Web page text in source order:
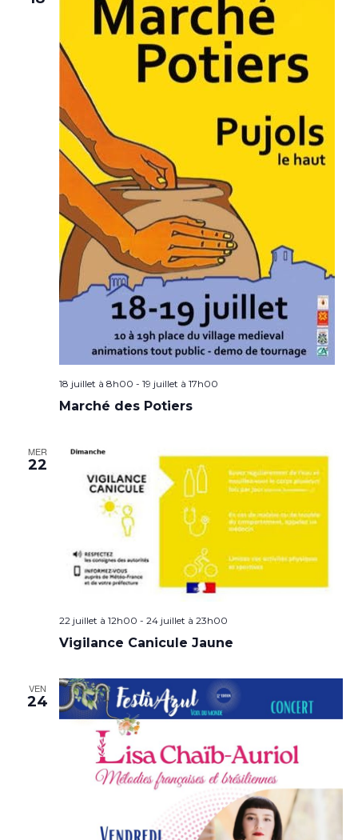
18 juillet à 8h00 - 19 juillet à 17h00
Marché des Potiers
MER
22
22 juillet à 12h00 - 24 juillet à 23h00
Vigilance Canicule Jaune
VEN
24